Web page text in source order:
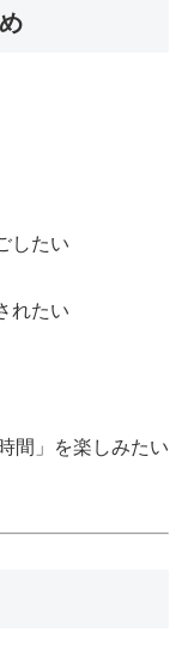
したい
れたい
間」を楽しみたい